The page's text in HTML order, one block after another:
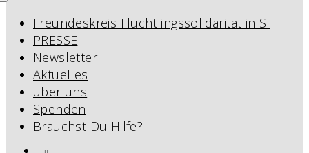
Freundeskreis Flüchtlingssolidarität in SI
PRESSE
Newsletter
Aktuelles
über uns
Spenden
Brauchst Du Hilfe?